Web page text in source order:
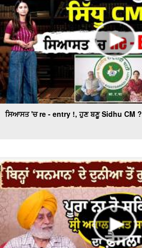
ਸਿਆਸਤ 'ਚ re - entry !, ਹੁਣ ਬਣੂ Sidhu CM ?